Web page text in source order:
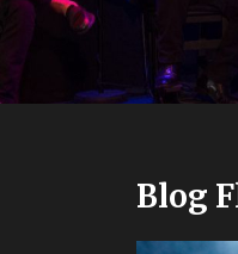
Blog